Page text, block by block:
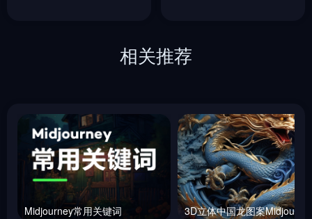
相关推荐
Midjourney常用关键词